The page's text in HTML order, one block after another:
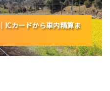
ICカードから車内精算ま
ICカードから車内精算ま
ICカードから車内精算ま